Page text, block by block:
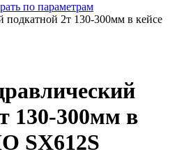
по параметрам
подкатной 2т 130-300мм в кейсе
130-300мм в
SX612S